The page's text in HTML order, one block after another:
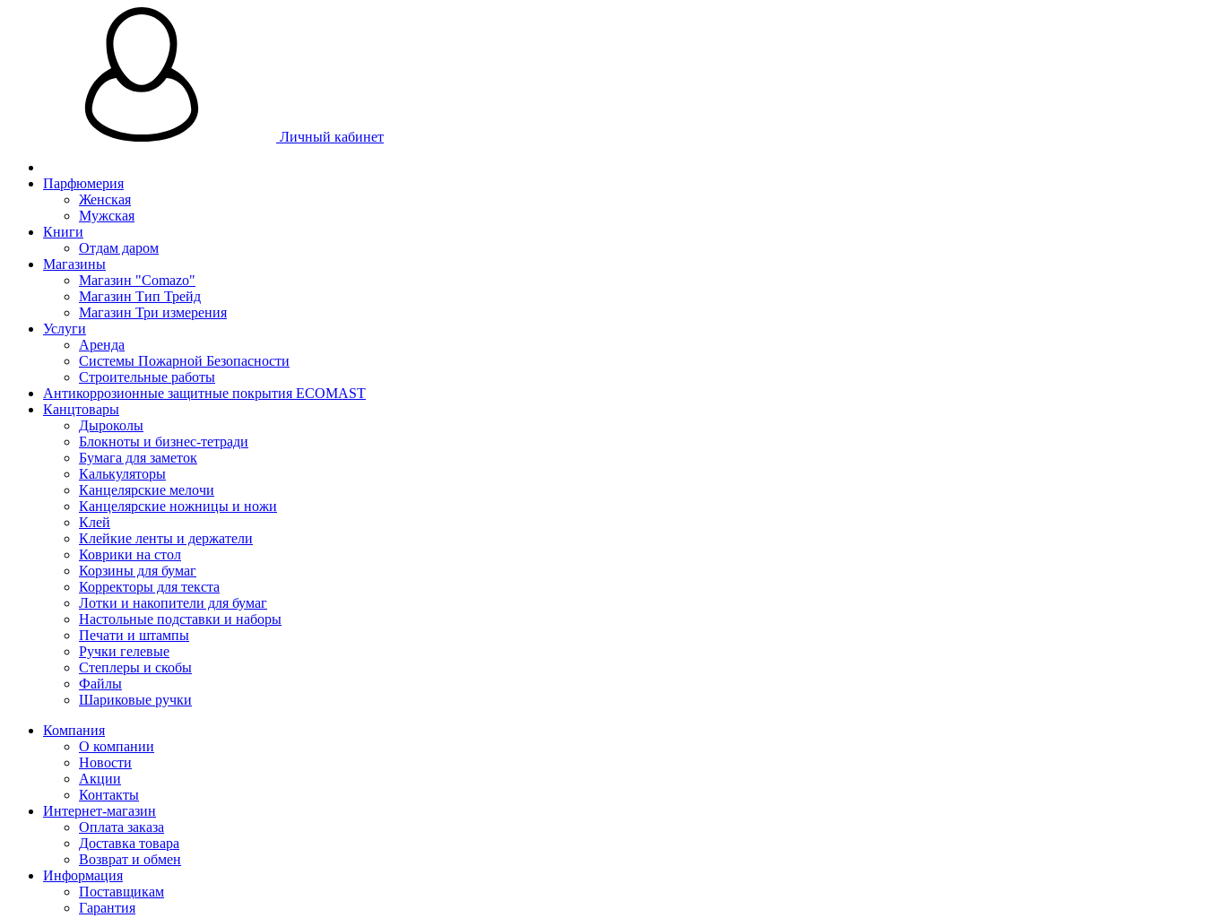
Личный кабинет
Парфюмерия
Женская
Мужская
Книги
Отдам даром
Магазины
Магазин "Comazo"
Магазин Тип Трейд
Магазин Три измерения
Услуги
Аренда
Системы Пожарной Безопасности
Строительные работы
Антикоррозионные защитные покрытия ECOMAST
Канцтовары
Дыроколы
Блокноты и бизнес-тетради
Бумага для заметок
Калькуляторы
Канцелярские мелочи
Канцелярские ножницы и ножи
Клей
Клейкие ленты и держатели
Коврики на стол
Корзины для бумаг
Корректоры для текста
Лотки и накопители для бумаг
Настольные подставки и наборы
Печати и штампы
Ручки гелевые
Степлеры и скобы
Файлы
Шариковые ручки
Компания
О компании
Новости
Акции
Контакты
Интернет-магазин
Оплата заказа
Доставка товара
Возврат и обмен
Информация
Поставщикам
Гарантия